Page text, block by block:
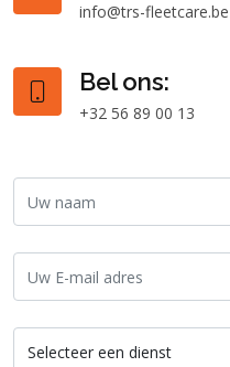
info@trs-fleetcare.be
Bel ons:
+32 56 89 00 13